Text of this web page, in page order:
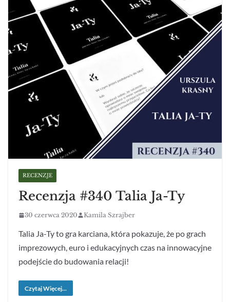
RECENZJE
Recenzja #340 Talia Ja-Ty
30 czerwca 2020 Kamila Szrajber
Talia Ja-Ty to gra karciana, która pokazuje, że po grach
imprezowych, euro i edukacyjnych czas na innowacyjne
podejście do budowania relacji!
Czytaj Więcej...